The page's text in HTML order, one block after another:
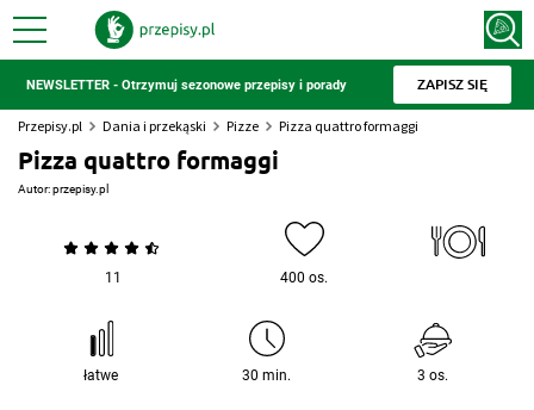
NEWSLETTER - Otrzymuj sezonowe przepisy i porady ZAPISZ SIĘ
Przepisy.pl Dania i przekąski Pizze Pizza quattro formaggi
Pizza quattro formaggi
Autor:przepisy.pl
11 400 os.
łatwe 30 min. 3 os.